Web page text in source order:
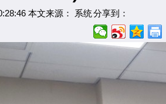
本文来源： 系统分享到：